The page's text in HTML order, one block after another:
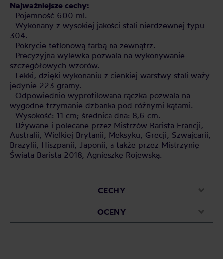
Najważniejsze cechy:
- Pojemność 600 ml.
- Wykonany z wysokiej jakości stali nierdzewnej typu
304.
- Pokrycie teflonową farbą na zewnątrz.
- Precyzyjna wylewka pozwala na wykonywanie
szczegółowych wzorów.
- Lekki, dzięki wykonaniu z cienkiej warstwy stali waży
jedynie 223 gramy.
- Odpowiednio wyprofilowana rączka pozwala na
wygodne trzymanie dzbanka pod różnymi kątami.
- Wysokość: 11 cm; średnica dna: 8,6 cm.
- Używane i polecane przez Mistrzów Barista Francji,
Australii, Wielkiej Brytanii, Meksyku, Grecji, Szwajcarii,
Brazylii, Hiszpanii, Japonii, a także przez Mistrzynię
Świata Barista 2018, Agnieszkę Rojewską.
CECHY
OCENY